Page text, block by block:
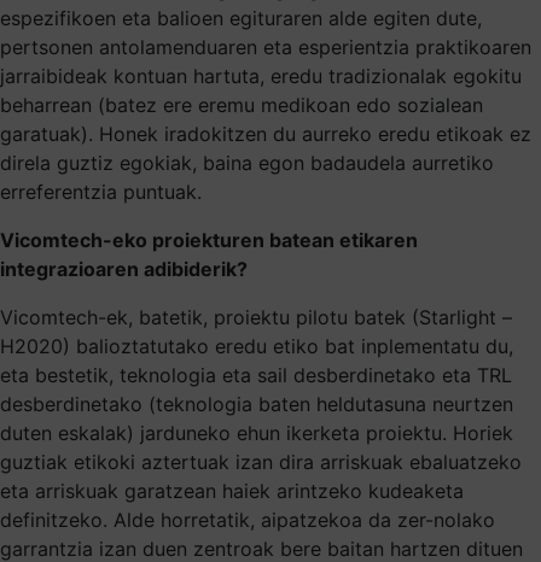
espezifikoen eta balioen egituraren alde egiten dute,
pertsonen antolamenduaren eta esperientzia praktikoaren
jarraibideak kontuan hartuta, eredu tradizionalak egokitu
beharrean (batez ere eremu medikoan edo sozialean
garatuak). Honek iradokitzen du aurreko eredu etikoak ez
direla guztiz egokiak, baina egon badaudela aurretiko
erreferentzia puntuak.
Vicomtech-eko proiekturen batean etikaren
integrazioaren adibiderik?
Vicomtech-ek, batetik, proiektu pilotu batek (Starlight –
H2020) balioztatutako eredu etiko bat inplementatu du,
eta bestetik, teknologia eta sail desberdinetako eta TRL
desberdinetako (teknologia baten heldutasuna neurtzen
duten eskalak) jarduneko ehun ikerketa proiektu. Horiek
guztiak etikoki aztertuak izan dira arriskuak ebaluatzeko
eta arriskuak garatzean haiek arintzeko kudeaketa
definitzeko. Alde horretatik, aipatzekoa da zer-nolako
garrantzia izan duen zentroak bere baitan hartzen dituen